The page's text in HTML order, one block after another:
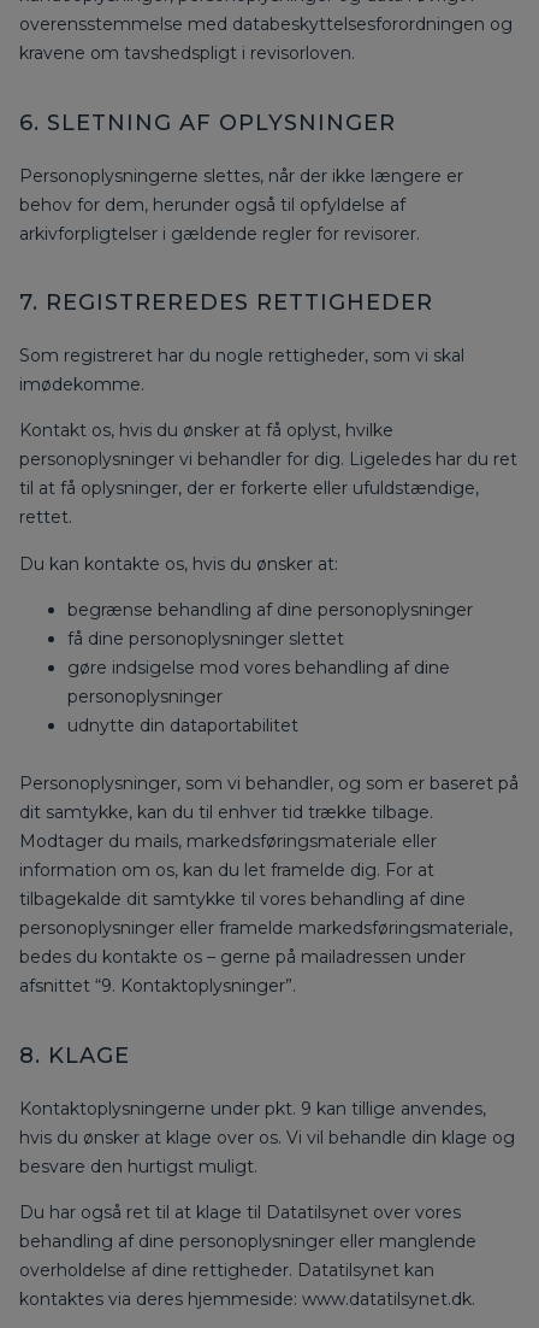
overensstemmelse med databeskyttelsesforordningen og
kravene om tavshedspligt i revisorloven.
6. SLETNING AF OPLYSNINGER
Personoplysningerne slettes, når der ikke længere er
behov for dem, herunder også til opfyldelse af
arkivforpligtelser i gældende regler for revisorer.
7. REGISTREREDES RETTIGHEDER
Som registreret har du nogle rettigheder, som vi skal
imødekomme.
Kontakt os, hvis du ønsker at få oplyst, hvilke
personoplysninger vi behandler for dig. Ligeledes har du ret
til at få oplysninger, der er forkerte eller ufuldstændige,
rettet.
Du kan kontakte os, hvis du ønsker at:
begrænse behandling af dine personoplysninger
få dine personoplysninger slettet
gøre indsigelse mod vores behandling af dine
personoplysninger
udnytte din dataportabilitet
Personoplysninger, som vi behandler, og som er baseret på
dit samtykke, kan du til enhver tid trække tilbage.
Modtager du mails, markedsføringsmateriale eller
information om os, kan du let framelde dig. For at
tilbagekalde dit samtykke til vores behandling af dine
personoplysninger eller framelde markedsføringsmateriale,
bedes du kontakte os – gerne på mailadressen under
afsnittet “9. Kontaktoplysninger”.
8. KLAGE
Kontaktoplysningerne under pkt. 9 kan tillige anvendes,
hvis du ønsker at klage over os. Vi vil behandle din klage og
besvare den hurtigst muligt.
Du har også ret til at klage til Datatilsynet over vores
behandling af dine personoplysninger eller manglende
overholdelse af dine rettigheder. Datatilsynet kan
kontaktes via deres hjemmeside: www.datatilsynet.dk.